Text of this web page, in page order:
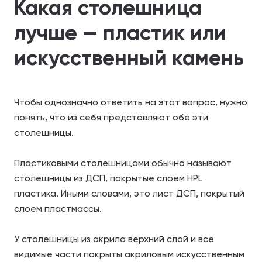
Какая столешница
лучше — пластик или
искусственный камень
Чтобы однозначно ответить на этот вопрос, нужно
понять, что из себя представляют обе эти
столешницы.
Пластиковыми столешницами обычно называют
столешницы из ДСП, покрытые слоем HPL
пластика. Иными словами, это лист ДСП, покрытый
слоем пластмассы.
У столешницы из акрила верхний слой и все
видимые части покрыты акриловым искусственным
персональных данных
Отправить
персональных данных
Отправить